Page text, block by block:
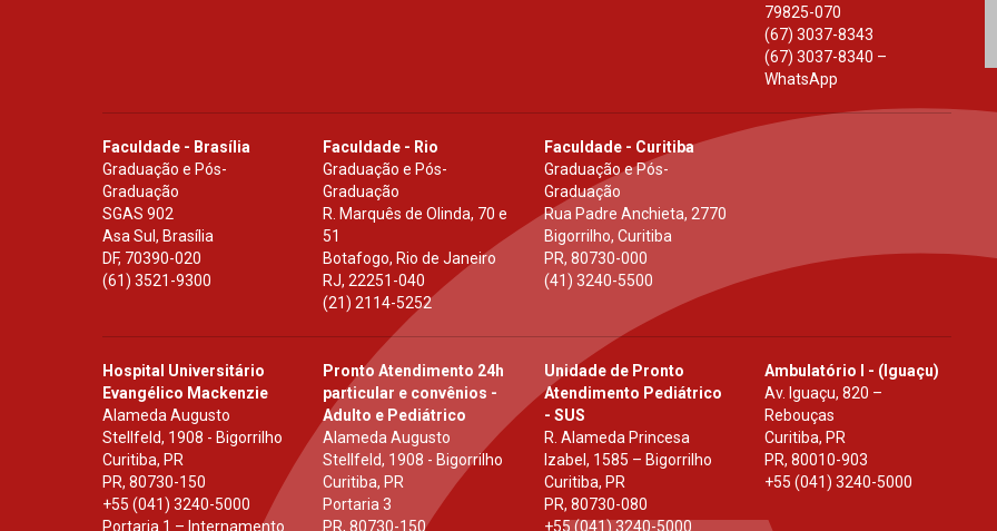
79825-070
(67) 3037-8343
(67) 3037-8340 –
WhatsApp
Faculdade - Brasília
Graduação e Pós-
Graduação
SGAS 902
Asa Sul, Brasília
DF, 70390-020
(61) 3521-9300
Faculdade - Rio
Graduação e Pós-
Graduação
R. Marquês de Olinda, 70 e
51
Botafogo, Rio de Janeiro
RJ,22251-040
(21) 2114-5252
Faculdade - Curitiba
Graduação e Pós-
Graduação
Rua Padre Anchieta, 2770
Bigorrilho, Curitiba
PR, 80730-000
(41) 3240-5500
Hospital Universitário
Evangélico Mackenzie
Alameda Augusto
Stellfeld, 1908 - Bigorrilho
Curitiba, PR
PR, 80730-150
+55 (041) 3240-5000
Portaria 1 – Internamento
Pronto Atendimento 24h
particular e convênios -
Adulto e Pediátrico
Alameda Augusto
Stellfeld, 1908 - Bigorrilho
Curitiba, PR
Portaria 3
PR,80730-150
Unidade de Pronto
Atendimento Pediátrico
- SUS
R. Alameda Princesa
Izabel, 1585 – Bigorrilho
Curitiba, PR
PR, 80730-080
+55 (041) 3240-5000
Ambulatório I - (Iguaçu)
Av. Iguaçu, 820 –
Rebouças
Curitiba, PR
PR, 80010-903
+55 (041) 3240-5000